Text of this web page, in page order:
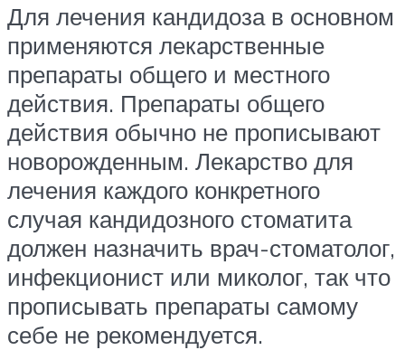
Для лечения кандидоза в основном
применяются лекарственные
препараты общего и местного
действия. Препараты общего
действия обычно не прописывают
новорожденным. Лекарство для
лечения каждого конкретного
случая кандидозного стоматита
должен назначить врач-стоматолог,
инфекционист или миколог, так что
прописывать препараты самому
себе не рекомендуется.